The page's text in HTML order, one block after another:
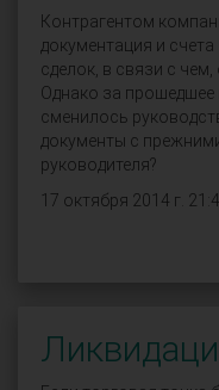
Контрагентом
документация и
сделок, в связи с
Однако за прошедшее
сменилось
документы с
руководителя?
17 октября 2014 г.